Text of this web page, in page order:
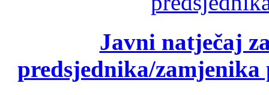
Javni natječaj
predsjednika/